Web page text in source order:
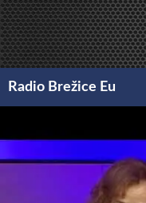
Preskoči
na
vsebino
Radio Brežice Eu